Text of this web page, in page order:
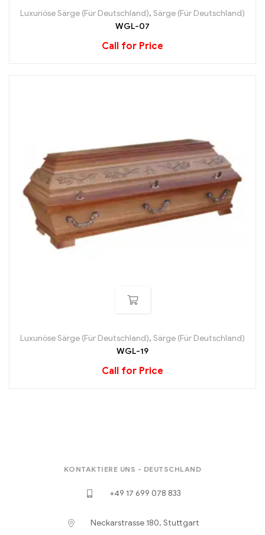
Luxuriöse Särge (Für Deutschland), Särge (Für Deutschland)
WGL-07
Call for Price
Luxuriöse Särge (Für Deutschland), Särge (Für Deutschland)
WGL-19
Call for Price
KONTAKTIERE UNS - DEUTSCHLAND
+49 17 699 078 833
Neckarstrasse 180, Stuttgart